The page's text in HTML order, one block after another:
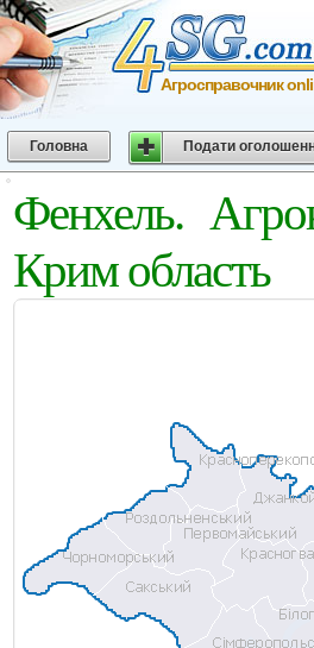
Агросправочник
Головна Подати
Фенхель.
Крим область